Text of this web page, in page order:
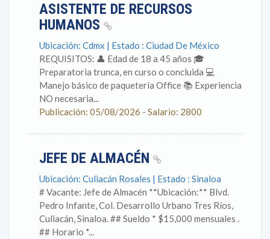
ASISTENTE DE RECURSOS
HUMANOS
Ubicación: Cdmx | Estado : Ciudad De México
REQUISITOS: 👤 Edad de 18 a 45 años 🎓
Preparatoria trunca, en curso o concluida 💻
Manejo básico de paquetería Office 📚 Experiencia
NO necesaria...
Publicación: 05/08/2026 - Salario: 2800
JEFE DE ALMACÉN
Ubicación: Culiacán Rosales | Estado : Sinaloa
# Vacante: Jefe de Almacén **Ubicación:** Blvd.
Pedro Infante, Col. Desarrollo Urbano Tres Ríos,
Culiacán, Sinaloa. ## Sueldo * $15,000 mensuales .
## Horario *...